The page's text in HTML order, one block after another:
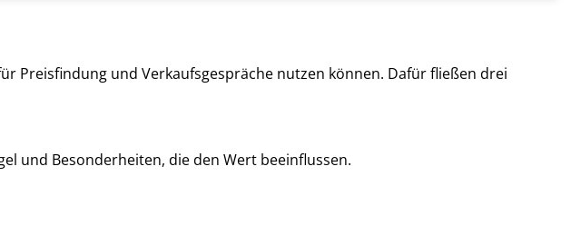
Preisfindung und Ver­kaufs­ge­sprä­che nutzen können. Dafür fließen drei
und Besonderheiten, die den Wert beeinflussen.